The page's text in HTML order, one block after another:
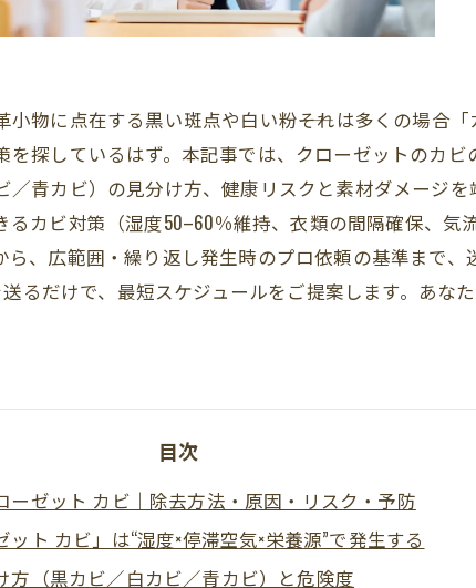
物に点在する黒い斑点や白い粉――それは多くの場合
探しているはず。本記事では、クローゼットのカ
青カビ）の見分け方、健康リスクと素材ダメージ
カビ対策（湿度50–60％維持、衣類の間隔確保、気
、広範囲・繰り返し発生時のプロ依頼の基準まで
るだけで、最短スケジュールをご提案します。あな
目次
ーゼット カビ｜除去方法・原因・リスク・予防
ット カビ」は“湿度×停滞空気×栄養源”で発生する
方（黒カビ／白カビ／青カビ）と危険度